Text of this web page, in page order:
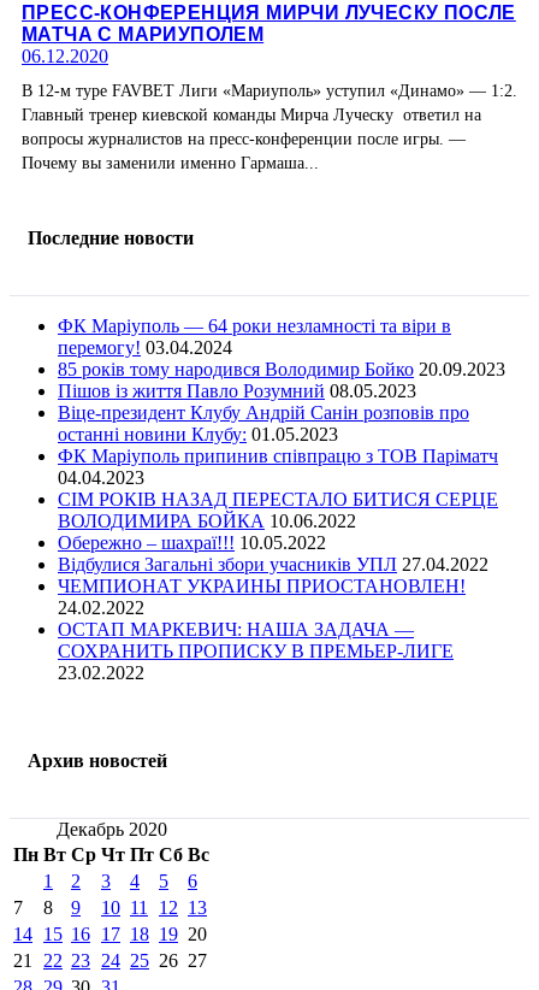
ПРЕСС-КОНФЕРЕНЦИЯ МИРЧИ ЛУЧЕСКУ ПОСЛЕ
МАТЧА С МАРИУПОЛЕМ
06.12.2020
В 12-м туре FAVBET Лиги «Мариуполь» уступил «Динамо» — 1:2.
Главный тренер киевской команды Мирча Луческу ответил на
вопросы журналистов на пресс-конференции после игры. —
Почему вы заменили именно Гармаша...
Последние новости
ФК Маріуполь — 64 роки незламності та віри в
перемогу! 03.04.2024
85 років тому народився Володимир Бойко 20.09.2023
Пішов із життя Павло Розумний 08.05.2023
Віце-президент Клубу Андрій Санін розповів про
останні новини Клубу: 01.05.2023
ФК Маріуполь припинив співпрацю з ТОВ Паріматч
04.04.2023
СІМ РОКІВ НАЗАД ПЕРЕСТАЛО БИТИСЯ СЕРЦЕ
ВОЛОДИМИРА БОЙКА 10.06.2022
Обережно – шахраї!!! 10.05.2022
Відбулися Загальні збори учасників УПЛ 27.04.2022
ЧЕМПИОНАТ УКРАИНЫ ПРИОСТАНОВЛЕН!
24.02.2022
ОСТАП МАРКЕВИЧ: НАША ЗАДАЧА —
СОХРАНИТЬ ПРОПИСКУ В ПРЕМЬЕР-ЛИГЕ
23.02.2022
Архив новостей
Декабрь 2020
Пн Вт Ср Чт Пт Сб Вс
1
2 3 4 5
6
7
8 9 10 11 12 13
14 15 16 17 18 19 20
21
22 23 24 25 26 27